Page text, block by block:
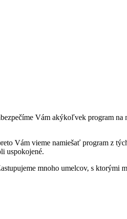
Vám akýkoľvek program
Vám vieme namiešať program z
uspokojené.
mnoho umelcov, s ktorými